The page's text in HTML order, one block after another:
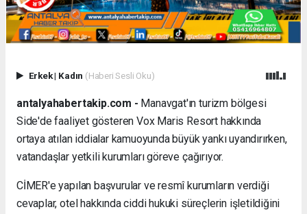
Erkek| Kadın (Haberi Sesli Oku)
antalyahabertakip.com - Manavgat'ın turizm bölgesi
Side'de faaliyet gösteren Vox Maris Resort hakkında
ortaya atılan iddialar kamuoyunda büyük yankı uyandırırken,
vatandaşlar yetkili kurumları göreve çağırıyor.
CİMER'e yapılan başvurular ve resmî kurumların verdiği
cevaplar, otel hakkında ciddi hukuki süreçlerin işletildiğini